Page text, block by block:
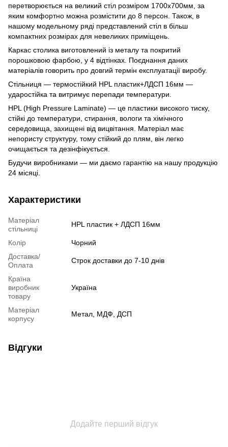
перетворюється на великий стіл розміром 1700х700мм, за
яким комфортно можна розмістити до 8 персон. Також, в
нашому модельному ряді представлений стіл в більш
компактних розмірах для невеликих приміщень.
Каркас столика виготовлений із металу та покритий
порошковою фарбою, у 4 відтінках. Поєднання даних
матеріалів говорить про довгий термін експлуатації виробу.
Стільниця — термостійкий HPL пластик+ЛДСП 16мм —
ударостійка та витримує перепади температури.
HPL (High Pressure Laminate) — це пластики високого тиску,
стійкі до температури, стирання, вологи та хімічного
середовища, захищені від вицвітання. Матеріал має
непористу структуру, тому стійкий до плям, він легко
очищається та дезінфікується.
Будучи виробниками — ми даємо гарантію на нашу продукцію
24 місяці.
Характеристики
Матеріал
стільниці
HPL пластик + ЛДСП 16мм
Колір
Чорний
Доставка/
Оплата
Строк доставки до 7-10 днів
Країна
виробник
товару
Україна
Матеріал
корпусу
Метал, МДФ, ДСП
Відгуки
Додайте перший відгук